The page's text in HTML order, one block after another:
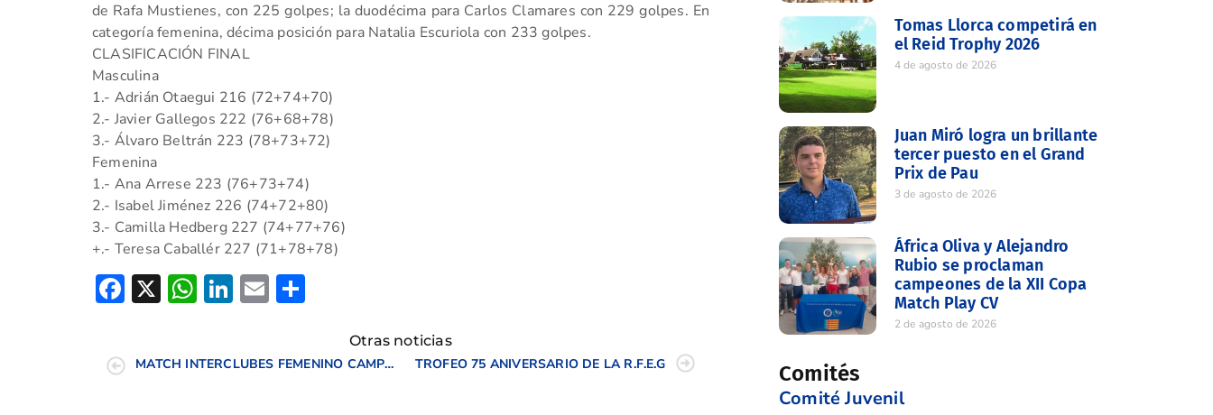
de Rafa Mustienes, con 225 golpes; la duodécima para Carlos Clamares con 229 golpes. En
categoría femenina, décima posición para Natalia Escuriola con 233 golpes.
CLASIFICACIÓN FINAL
Masculina
1.- Adrián Otaegui 216 (72+74+70)
2.- Javier Gallegos 222 (76+68+78)
3.- Álvaro Beltrán 223 (78+73+72)
Femenina
1.- Ana Arrese 223 (76+73+74)
2.- Isabel Jiménez 226 (74+72+80)
3.- Camilla Hedberg 227 (74+77+76)
+.- Teresa Caballér 227 (71+78+78)
Facebook
X WhatsApp
LinkedIn
Email
Otras noticias
MATCH INTERCLUBES FEMENINO CAMPOS DE GOLF DE LA C.V.
TROFEO 75 ANIVERSARIO DE LA R.F.E.G
Tomas Llorca competirá en
el Reid Trophy 2026
4 de agosto de 2026
Juan Miró logra un brillante
tercer puesto en el Grand
Prix de Pau
3 de agosto de 2026
África Oliva y Alejandro
Rubio se proclaman
campeones de la XII Copa
Match Play CV
2 de agosto de 2026
Comités
Comité Juvenil